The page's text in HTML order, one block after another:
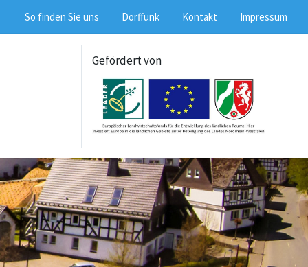
So finden Sie uns Dorffunk Kontakt Impressum
Gefördert von